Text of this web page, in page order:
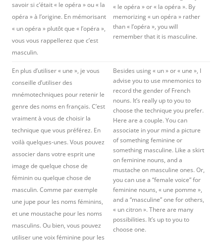
savoir si c’était « le opéra » ou « la
opéra » à l’origine. En mémorisant
« un opéra » plutôt que « l’opéra »,
vous vous rappellerez que c’est
masculin.
« le opéra » or « la opéra ». By
memorizing « un opéra » rather
than « l’opéra », you will
remember that it is masculine.
En plus d’utiliser « une », je vous
conseille d’utiliser des
mnémotechniques pour retenir le
genre des noms en français. C’est
vraiment à vous de choisir la
technique que vous préférez. En
voilà quelques-unes. Vous pouvez
associer dans votre esprit une
image de quelque chose de
féminin ou quelque chose de
masculin. Comme par exemple
une jupe pour les noms féminins,
et une moustache pour les noms
masculins. Ou bien, vous pouvez
utiliser une voix féminine pour les
Besides using « un » or « une », I
advise you to use mnemonics to
record the gender of French
nouns. It’s really up to you to
choose the technique you prefer.
Here are a couple. You can
associate in your mind a picture
of something feminine or
something masculine. Like a skirt
on feminine nouns, and a
mustache on masculine ones. Or,
you can use a “female voice” for
feminine nouns, « une pomme »,
and a “masculine” one for others,
« un citron ». There are many
possibilities. It’s up to you to
choose one.